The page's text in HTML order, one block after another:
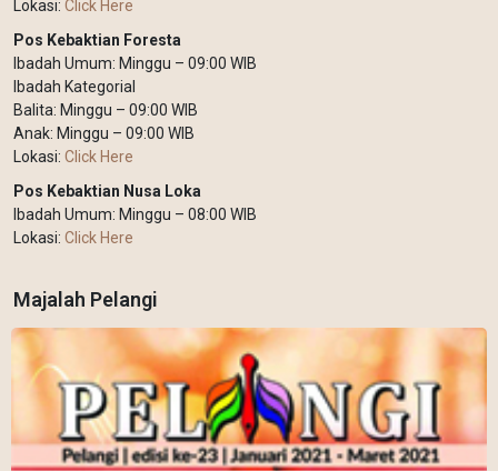
Lokasi: Click Here
Pos Kebaktian Foresta
Ibadah Umum: Minggu – 09:00 WIB
Ibadah Kategorial
Balita: Minggu – 09:00 WIB
Anak: Minggu – 09:00 WIB
Lokasi: Click Here
Pos Kebaktian Nusa Loka
Ibadah Umum: Minggu – 08:00 WIB
Lokasi: Click Here
Majalah Pelangi